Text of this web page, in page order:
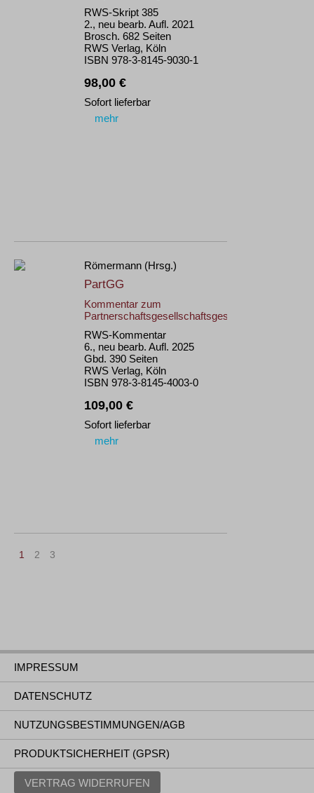
RWS-Skript 385
2., neu bearb. Aufl. 2021
Brosch. 682 Seiten
RWS Verlag, Köln
ISBN 978-3-8145-9030-1
98,00 €
Sofort lieferbar
mehr
Römermann (Hrsg.)
PartGG
Kommentar zum
Partnerschaftsgesellschaftsgesetz
RWS-Kommentar
6., neu bearb. Aufl. 2025
Gbd. 390 Seiten
RWS Verlag, Köln
ISBN 978-3-8145-4003-0
109,00 €
Sofort lieferbar
mehr
1 2 3
IMPRESSUM
DATENSCHUTZ
NUTZUNGSBESTIMMUNGEN/AGB
PRODUKTSICHERHEIT (GPSR)
VERTRAG WIDERRUFEN